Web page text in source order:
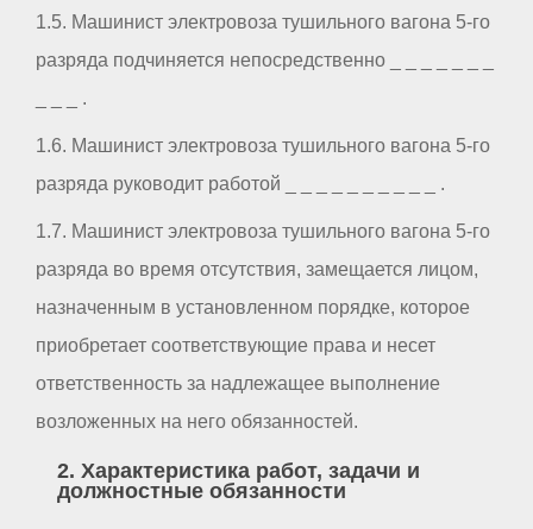
1.5. Машинист электровоза тушильного вагона 5-го
разряда подчиняется непосредственно _ _ _ _ _ _ _
_ _ _ .
1.6. Машинист электровоза тушильного вагона 5-го
разряда руководит работой _ _ _ _ _ _ _ _ _ _ .
1.7. Машинист электровоза тушильного вагона 5-го
разряда во время отсутствия, замещается лицом,
назначенным в установленном порядке, которое
приобретает соответствующие права и несет
ответственность за надлежащее выполнение
возложенных на него обязанностей.
2. Характеристика работ, задачи и
должностные обязанности